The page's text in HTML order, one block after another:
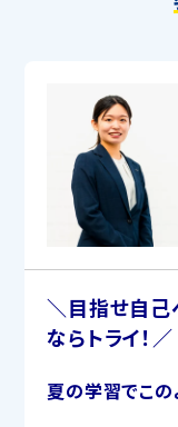
＼目指せ自己
ならトライ！／
夏の学習でこの